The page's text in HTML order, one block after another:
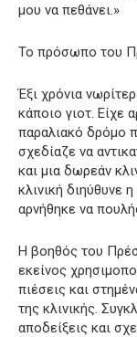
μου να πεθάνει.»
Το πρόσωπο του
Έξι χρόνια
κάποιο γιοτ. Είχε
παραλιακό δρόμο
σχεδίαζε να
και μια δωρεάν
κλινική διηύθυνε
αρνήθηκε να
Η βοηθός του
εκείνος
πιέσεις και
της κλινικής.
αποδείξεις και